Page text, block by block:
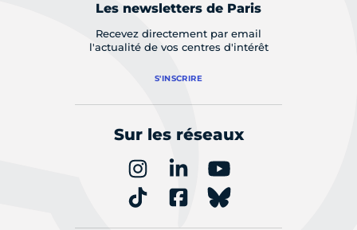
Les newsletters de Paris
Recevez directement par email
l'actualité de vos centres d'intérêt
S'INSCRIRE
Sur les réseaux